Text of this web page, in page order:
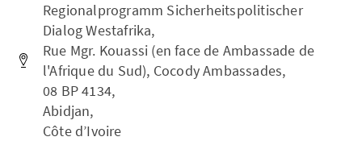
Regionalprogramm Sicherheitspolitischer
Dialog Westafrika,
Rue Mgr. Kouassi (en face de Ambassade de
l'Afrique du Sud), Cocody Ambassades,
08 BP 4134,
Abidjan,
Côte d’Ivoire